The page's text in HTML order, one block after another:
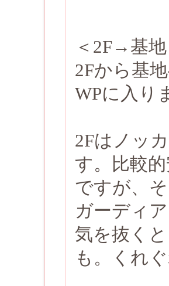
＜2F→基
2Fから基
WPに入り
2Fはノッ
す。比較
ですが、
ガーディ
気を抜く
も。くれ